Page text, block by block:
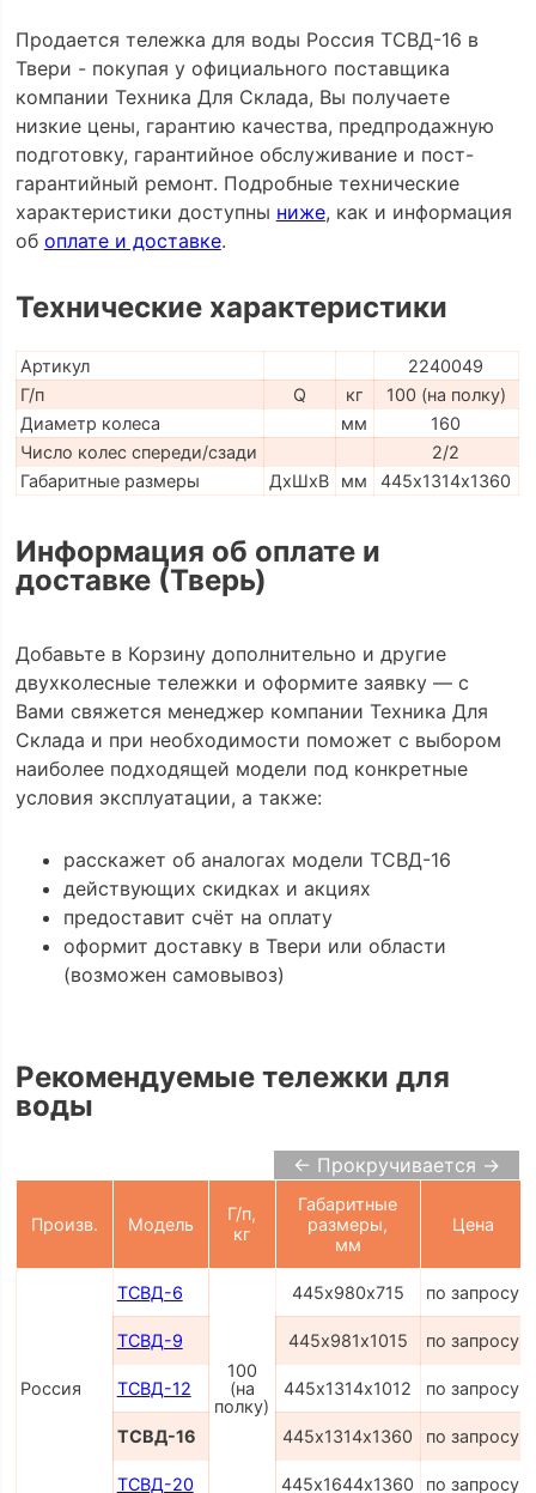
Продается тележка для воды Россия ТСВД-16 в
Твери - покупая у официального поставщика
компании Техника Для Склада, Вы получаете
низкие цены, гарантию качества, предпродажную
подготовку, гарантийное обслуживание и пост-
гарантийный ремонт. Подробные технические
характеристики доступны ниже, как и информация
об оплате и доставке.
Технические характеристики
Артикул
2240049
Г/п
Q кг
100 (на полку)
Диаметр колеса
мм
160
Число колес спереди/сзади
2/2
Габаритные размеры
ДхШхВ мм 445х1314х1360
Информация об оплате и
доставке (Тверь)
Добавьте в Корзину дополнительно и другие
двухколесные тележки и оформите заявку — с
Вами свяжется менеджер компании Техника Для
Склада и при необходимости поможет с выбором
наиболее подходящей модели под конкретные
условия эксплуатации, а также:
расскажет об аналогах модели ТСВД-16
действующих скидках и акциях
предоставит счёт на оплату
оформит доставку в Твери или области
(возможен самовывоз)
Рекомендуемые тележки для
воды
← Прокручивается →
Произв. Модель
Г/п,
кг
Габаритные
размеры,
мм
Цена
Россия
ТСВД-6
100
(на
полку)
445х980х715 по запросу
ТСВД-9 445х981х1015 по запросу
ТСВД-12 445х1314х1012 по запросу
ТСВД-16 445х1314х1360 по запросу
ТСВД-20 445х1644х1360 по запросу